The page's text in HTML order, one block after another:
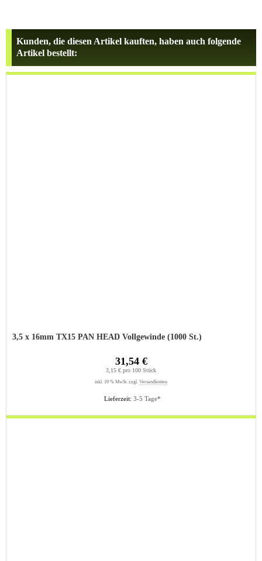
Kunden, die diesen Artikel kauften, haben auch folgende
Artikel bestellt:
3,5 x 16mm TX15 PAN HEAD Vollgewinde (1000 St.)
Lieferzeit: 3-5 Tage*
31,54 €
3,15 € pro 100 Stück
inkl. 19 % MwSt. zzgl. Versandkosten